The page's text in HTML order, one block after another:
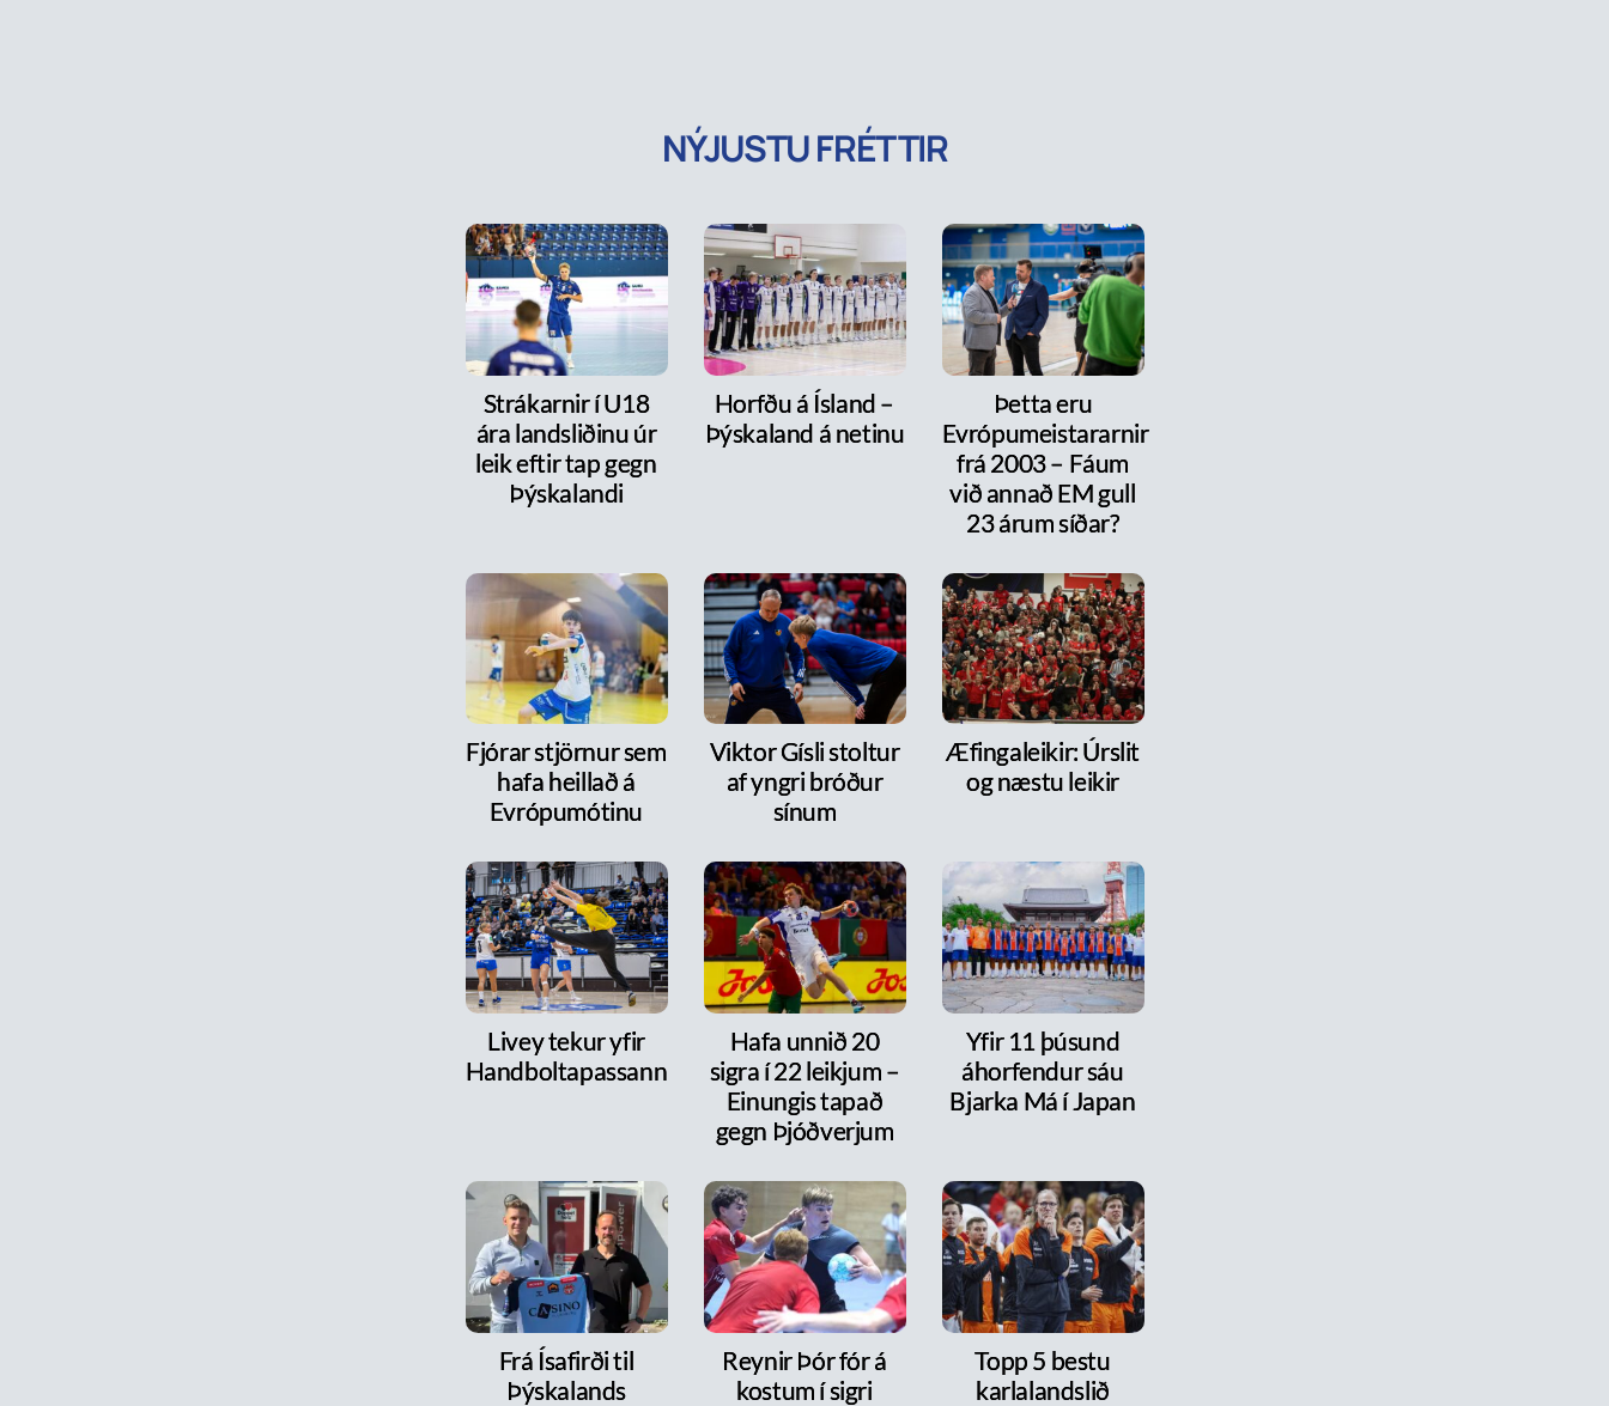
NÝJUSTU FRÉTTIR
Strákarnir í U18
ára landsliðinu úr
leik eftir tap gegn
Þýskalandi
Horfðu á Ísland –
Þýskaland á netinu
Þetta eru
Evrópumeistararnir
frá 2003 – Fáum
við annað EM gull
23 árum síðar?
Fjórar stjörnur sem
hafa heillað á
Evrópumótinu
Viktor Gísli stoltur
af yngri bróður
sínum
Æfingaleikir: Úrslit
og næstu leikir
Livey tekur yfir
Handboltapassann
Hafa unnið 20
sigra í 22 leikjum –
Einungis tapað
gegn Þjóðverjum
Yfir 11 þúsund
áhorfendur sáu
Bjarka Má í Japan
Frá Ísafirði til
Þýskalands
Reynir Þór fór á
kostum í sigri
Topp 5 bestu
karlalandslið